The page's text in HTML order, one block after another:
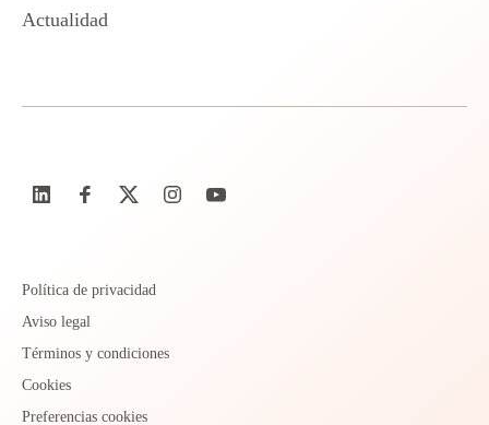
Actualidad
Política de privacidad
Aviso legal
Términos y condiciones
Cookies
Preferencias cookies